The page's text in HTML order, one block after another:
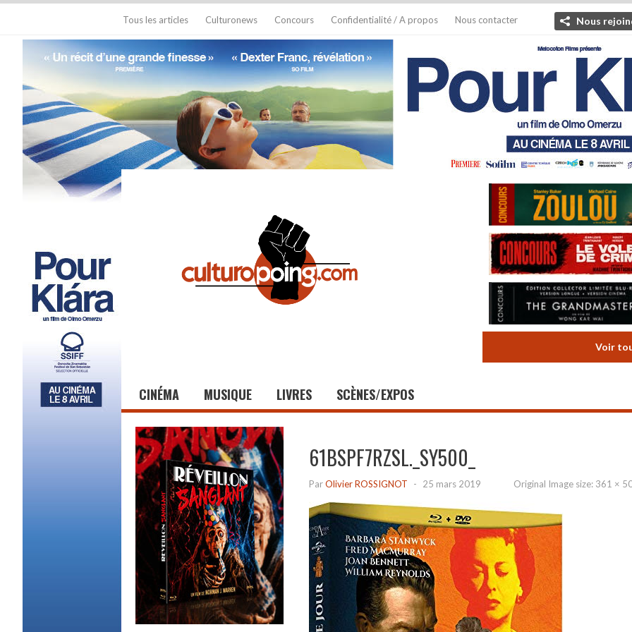
Tous les articles Culturonews Concours Confidentialité / A propos Nous contacter Nous
Voir
CINÉMA MUSIQUE LIVRES SCÈNES/EXPOS
61BSPF7RZSL._SY500_
ParOlivier ROSSIGNOT - 25 mars 2019 Original Image size: 361 ×